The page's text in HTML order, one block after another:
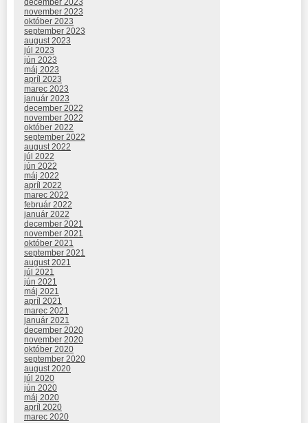
december 2023
november 2023
október 2023
september 2023
august 2023
júl 2023
jún 2023
máj 2023
apríl 2023
marec 2023
január 2023
december 2022
november 2022
október 2022
september 2022
august 2022
júl 2022
jún 2022
máj 2022
apríl 2022
marec 2022
február 2022
január 2022
december 2021
november 2021
október 2021
september 2021
august 2021
júl 2021
jún 2021
máj 2021
apríl 2021
marec 2021
január 2021
december 2020
november 2020
október 2020
september 2020
august 2020
júl 2020
jún 2020
máj 2020
apríl 2020
marec 2020